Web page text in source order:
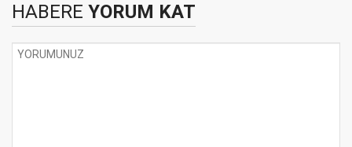
HABERE YORUM KAT